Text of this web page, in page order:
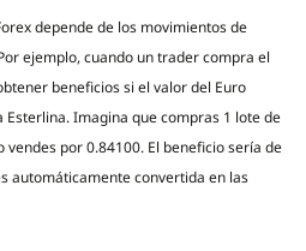
depende de los movimientos de
ejemplo, cuando un trader compra el
beneficios si el valor del Euro
Imagina que compras 1 lote de
vendes por 0.84100. El beneficio sería de
automáticamente convertida en las